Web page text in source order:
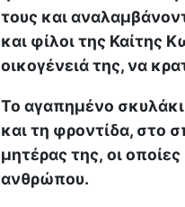
τους και
και φίλοι της Καίτης
οικογένειά της, να
Το αγαπημένο σκυλάκι
και τη φροντίδα, στο
μητέρας της, οι
ανθρώπου.